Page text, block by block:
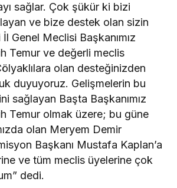
sağlar. Çok şükür ki bizi
ve bize destek olan sizin
Genel Meclisi Başkanımız
Temur ve değerli meclis
olan desteğinizden
duyuyoruz. Gelişmelerin bu
sağlayan Başta Başkanımız
Temur olmak üzere; bu güne
olan Meryem Demir
Başkanı Mustafa Kaplan’a
ve tüm meclis üyelerine çok
dedi.